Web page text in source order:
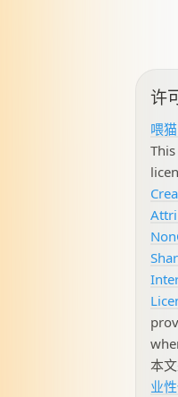
许
喂
本
业